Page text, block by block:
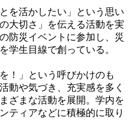
を活かしたい」という思い
大切さ」を伝える活動を実
防災イベントに参加し、災
学生目線で創っている。
！」という呼びかけのも
動や気づき、充実感を多く
ざまな活動を展開。学内を
ティアなどに積極的に取り